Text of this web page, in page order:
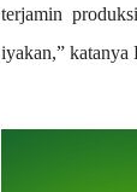
terjamin
iyakan,”